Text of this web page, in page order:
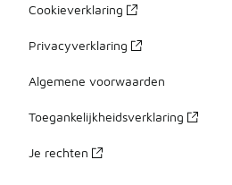
Cookieverklaring
Privacyverklaring
Algemene voorwaarden
Toegankelijkheidsverklaring
Je rechten